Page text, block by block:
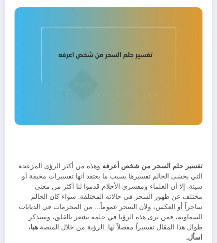
تفسير حلم السحر من شخص أعرفه وهذه من أكثر الرؤى المزعجة
التي يخشى الحالم تفسيرها بسبب ما يعتقد أنها تفسيرات مخيفة أو
سيئة. إلا أن العلماء ومفسري الأحلام قدموا لنا أكثر من معنى
مختلف عن ظهور السحر في حالاته المختلفة. سواء كان الحالم
ساحراً أو العكس، ولأن السحر عموماً… من المحرمات في الديانات
السماوية، فمن يرى هذه الرؤيا في حلمه يشعر بالقلق، وسنذكر
طوال هذا المقال تفسيراً مفصلاً لها. الرؤية من خلال المنصة هيا،
اسأل.